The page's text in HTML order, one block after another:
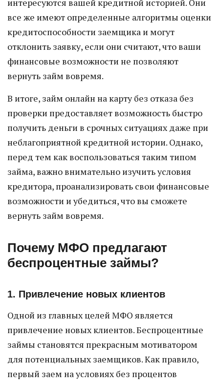
интересуются вашей кредитной историей. Они
все же имеют определенные алгоритмы оценки
кредитоспособности заемщика и могут
отклонить заявку, если они считают, что ваши
финансовые возможности не позволяют
вернуть займ вовремя.
В итоге, займ онлайн на карту без отказа без
проверки предоставляет возможность быстро
получить деньги в срочных ситуациях даже при
неблагоприятной кредитной истории. Однако,
перед тем как воспользоваться таким типом
займа, важно внимательно изучить условия
кредитора, проанализировать свои финансовые
возможности и убедиться, что вы сможете
вернуть займ вовремя.
Почему МФО предлагают
беспроцентные займы?
1. Привлечение новых клиентов
Одной из главных целей МФО является
привлечение новых клиентов. Беспроцентные
займы становятся прекрасным мотиватором
для потенциальных заемщиков. Как правило,
первый заем на условиях без процентов